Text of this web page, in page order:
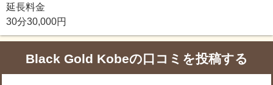
延長料金
30分30,000円
Black Gold Kobeの口コミを投稿する